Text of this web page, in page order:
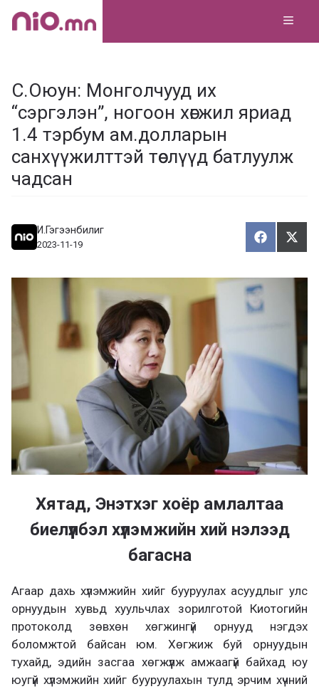
Skip
С.Оюун: Монголчууд их
“сэргэлэн”, ногоон хөгжил яриад
1.4 тэрбум ам.долларын
санхүүжилттэй төслүүд батлуулж
чадсан
И.Гэгээнбилиг
2023-11-19
Х
у
а
Т
э
Хятад, Энэтхэг хоёр амлалтаа
биелүүлбэл хүлэмжийн хий нэлээд
багасна
Агаар дахь хүлэмжийн хийг бууруулах асуудлыг улс
орнуудын хувьд хуульчлах зорилготой Киотогийн
протоколд зөвхөн хөгжингүй орнууд нэгдэх
боломжтой байсан юм. Хөгжиж буй орнуудын
тухайд, эдийн засгаа хөгжүүлж амжаагүй байхад юу
юугүй хүлэмжийн хийг бууруулахын тулд эрчим хүчний